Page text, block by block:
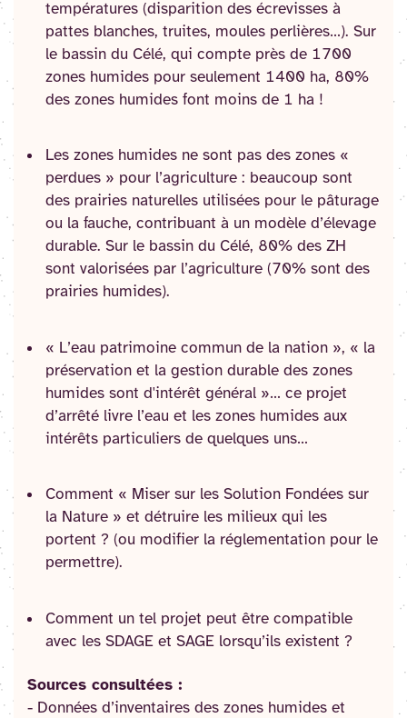
températures (disparition des écrevisses à
pattes blanches, truites, moules perlières…). Sur
le bassin du Célé, qui compte près de 1700
zones humides pour seulement 1400 ha, 80%
des zones humides font moins de 1 ha !
Les zones humides ne sont pas des zones «
perdues » pour l’agriculture : beaucoup sont
des prairies naturelles utilisées pour le pâturage
ou la fauche, contribuant à un modèle d’élevage
durable. Sur le bassin du Célé, 80% des ZH
sont valorisées par l’agriculture (70% sont des
prairies humides).
« L’eau patrimoine commun de la nation », « la
préservation et la gestion durable des zones
humides sont d'intérêt général »… ce projet
d’arrêté livre l’eau et les zones humides aux
intérêts particuliers de quelques uns…
Comment « Miser sur les Solution Fondées sur
la Nature » et détruire les milieux qui les
portent ? (ou modifier la réglementation pour le
permettre).
Comment un tel projet peut être compatible
avec les SDAGE et SAGE lorsqu’ils existent ?
Sources consultées :
- Données d’inventaires des zones humides et